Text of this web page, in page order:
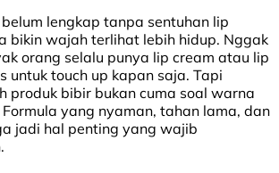
lengkap tanpa sentuhan lip
bikin wajah terlihat lebih hidup. Nggak
orang selalu punya lip cream atau lip
untuk touch up kapan saja. Tapi
produk bibir bukan cuma soal warna
yang nyaman, tahan lama, dan
jadi hal penting yang wajib